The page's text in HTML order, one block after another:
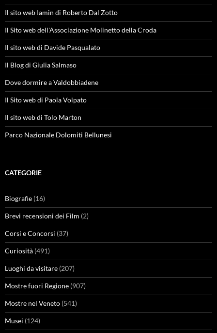
Il sito web Iamin di Roberto Dal Zotto
Il Sito web dell'Associazione Molinetto della Croda
Il sito web di Davide Pasqualato
Il Blog di Giulia Salmaso
Dove dormire a Valdobbiadene
Il Sito web di Paola Volpato
Il sito web di Tolo Marton
Parco Nazionale Dolomiti Bellunesi
CATEGORIE
Biografie (16)
Brevi recensioni dei Film (2)
Corsi e Concorsi (37)
Curiosità (491)
Luoghi da visitare (207)
Mostre fuori Regione (907)
Mostre nel Veneto (541)
Musei (124)